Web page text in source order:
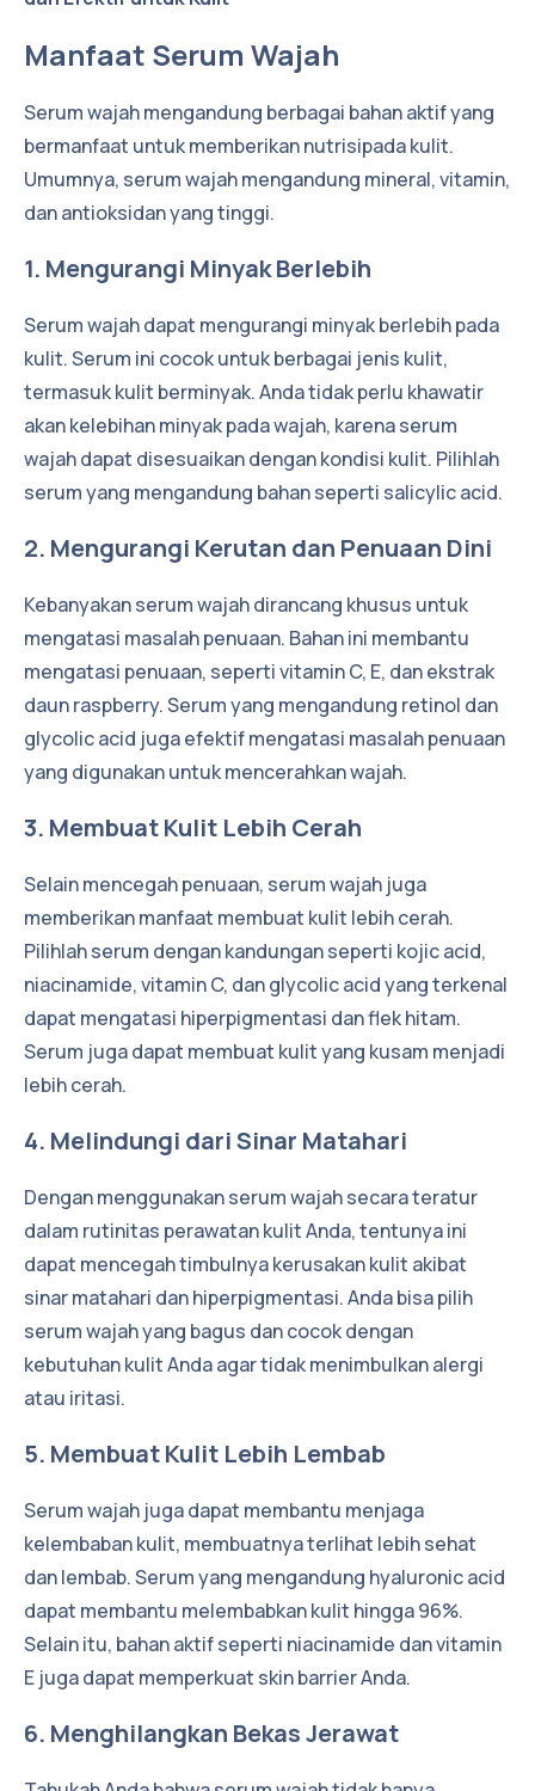
Manfaat Serum Wajah
Serum wajah mengandung berbagai bahan aktif yang
bermanfaat untuk memberikan nutrisipada kulit.
Umumnya, serum wajah mengandung mineral, vitamin,
dan antioksidan yang tinggi.
1. Mengurangi Minyak Berlebih
Serum wajah dapat mengurangi minyak berlebih pada
kulit. Serum ini cocok untuk berbagai jenis kulit,
termasuk kulit berminyak. Anda tidak perlu khawatir
akan kelebihan minyak pada wajah, karena serum
wajah dapat disesuaikan dengan kondisi kulit. Pilihlah
serum yang mengandung bahan seperti salicylic acid.
2. Mengurangi Kerutan dan Penuaan Dini
Kebanyakan serum wajah dirancang khusus untuk
mengatasi masalah penuaan. Bahan ini membantu
mengatasi penuaan, seperti vitamin C, E, dan ekstrak
daun raspberry. Serum yang mengandung retinol dan
glycolic acid juga efektif mengatasi masalah penuaan
yang digunakan untuk mencerahkan wajah.
3. Membuat Kulit Lebih Cerah
Selain mencegah penuaan, serum wajah juga
memberikan manfaat membuat kulit lebih cerah.
Pilihlah serum dengan kandungan seperti kojic acid,
niacinamide, vitamin C, dan glycolic acid yang terkenal
dapat mengatasi hiperpigmentasi dan flek hitam.
Serum juga dapat membuat kulit yang kusam menjadi
lebih cerah.
4. Melindungi dari Sinar Matahari
Dengan menggunakan serum wajah secara teratur
dalam rutinitas perawatan kulit Anda, tentunya ini
dapat mencegah timbulnya kerusakan kulit akibat
sinar matahari dan hiperpigmentasi. Anda bisa pilih
serum wajah yang bagus dan cocok dengan
kebutuhan kulit Anda agar tidak menimbulkan alergi
atau iritasi.
5. Membuat Kulit Lebih Lembab
Serum wajah juga dapat membantu menjaga
kelembaban kulit, membuatnya terlihat lebih sehat
dan lembab. Serum yang mengandung hyaluronic acid
dapat membantu melembabkan kulit hingga 96%.
Selain itu, bahan aktif seperti niacinamide dan vitamin
E juga dapat memperkuat skin barrier Anda.
6. Menghilangkan Bekas Jerawat